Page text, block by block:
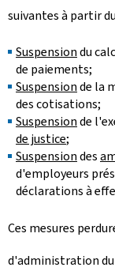
suivantes à partir
Suspensiondu
de paiements;
Suspensionde la
des cotisations;
Suspensionde
de justice;
Suspensiondes
d'employeurs
déclarations à
Ces mesures
d'administration du